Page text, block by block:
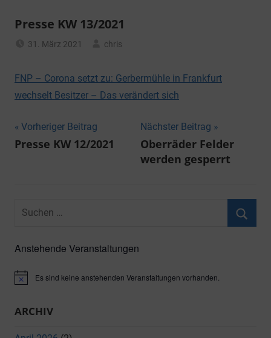
Presse KW 13/2021
31. März 2021
chris
FNP – Corona setzt zu: Gerbermühle in Frankfurt
wechselt Besitzer – Das verändert sich
Beitragsnavigation
Vorheriger Beitrag
Presse KW 12/2021
Nächster Beitrag
Oberräder Felder
werden gesperrt
Suchen
Anstehende Veranstaltungen
HinweisEs sind keine anstehenden Veranstaltungen vorhanden.
ARCHIV